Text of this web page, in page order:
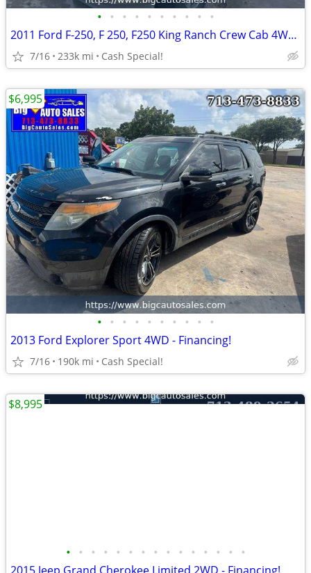
• • • • • • • • • •
2011 Ford F-250, F 250, F250 King Ranch Crew Cab 4WD - Financing!
7/16 233k mi Cash Special!
• • • • • • • • • •
2013 Ford Explorer Sport 4WD - Financing!
7/16 190k mi Cash Special!
$6,995
• • • • • • • • • • • • • • •
$8,995